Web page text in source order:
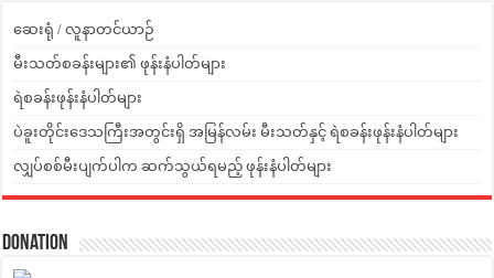
ဆေးရုံ / လူနာတင်ယာဉ်
မီးသတ်စခန်းများ၏ ဖုန်းနံပါတ်များ
ရဲစခန်းဖုန်းနံပါတ်များ
ပဲခူးတိုင်းဒေသကြီးအတွင်းရှိ အမြန်လမ်း မီးသတ်နှင့် ရဲစခန်းဖုန်းနံပါတ်များ
လျှပ်စစ်မီးပျက်ပါက ဆက်သွယ်ရမည့် ဖုန်းနံပါတ်များ
Donation